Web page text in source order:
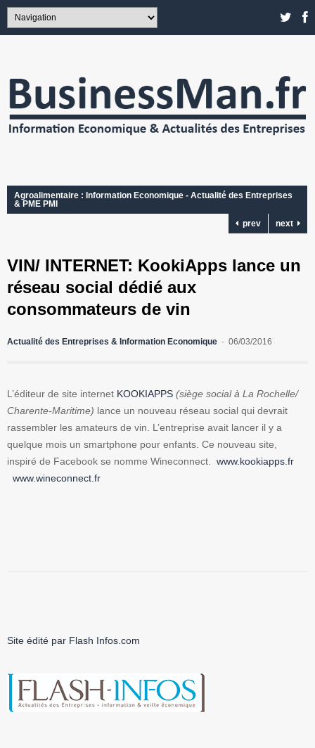
Agroalimentaire : Information Economique - Actualité des Entreprises
& PME PMI
prev
next
VIN/ INTERNET: KookiApps lance un
réseau social dédié aux
consommateurs de vin
Actualité des Entreprises & Information Economique 06/03/2016
L’éditeur de site internet KOOKIAPPS (siège social à La Rochelle/
Charente-Maritime) lance un nouveau réseau social qui devrait
rassembler les amateurs de vin. L’entreprise avait lancer il y a
quelque mois un smartphone pour enfants. Ce nouveau site,
inspiré de Facebook se nomme Wineconnect. www.kookiapps.fr
www.wineconnect.fr
Site édité par Flash Infos.com